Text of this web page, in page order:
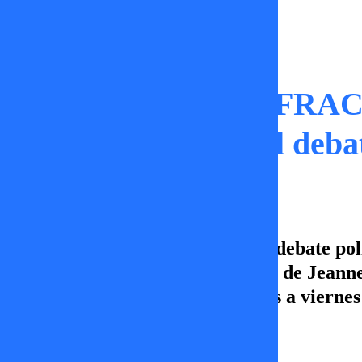
“UN COMPLETO
Jara ENCENDIÓ el
Un momento tenso se vivió en el debate
Urrutia se enfrentaron por el rol de
te pierdas TV+ Informa, de lunes a